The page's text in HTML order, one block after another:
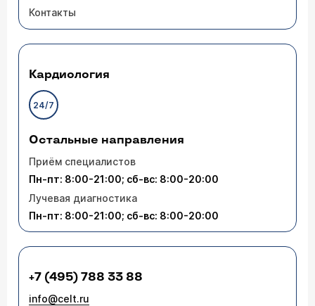
Контакты
Кардиология
24/7
Остальные направления
Приём специалистов
Пн-пт: 8:00-21:00; сб-вс: 8:00-20:00
Лучевая диагностика
Пн-пт: 8:00-21:00; сб-вс: 8:00-20:00
+7 (495) 788 33 88
info@celt.ru